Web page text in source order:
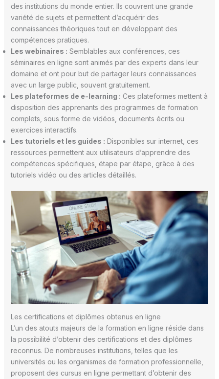
des institutions du monde entier. Ils couvrent une grande
variété de sujets et permettent d’acquérir des
connaissances théoriques tout en développant des
compétences pratiques.
Les webinaires : Semblables aux conférences, ces
séminaires en ligne sont animés par des experts dans leur
domaine et ont pour but de partager leurs connaissances
avec un large public, souvent gratuitement.
Les plateformes de e-learning : Ces plateformes mettent à
disposition des apprenants des programmes de formation
complets, sous forme de vidéos, documents écrits ou
exercices interactifs.
Les tutoriels et les guides : Disponibles sur internet, ces
ressources permettent aux utilisateurs d’apprendre des
compétences spécifiques, étape par étape, grâce à des
tutoriels vidéo ou des articles détaillés.
Les certifications et diplômes obtenus en ligne
L’un des atouts majeurs de la formation en ligne réside dans
la possibilité d’obtenir des certifications et des diplômes
reconnus. De nombreuses institutions, telles que les
universités ou les organismes de formation professionnelle,
proposent des cursus en ligne permettant d’obtenir des